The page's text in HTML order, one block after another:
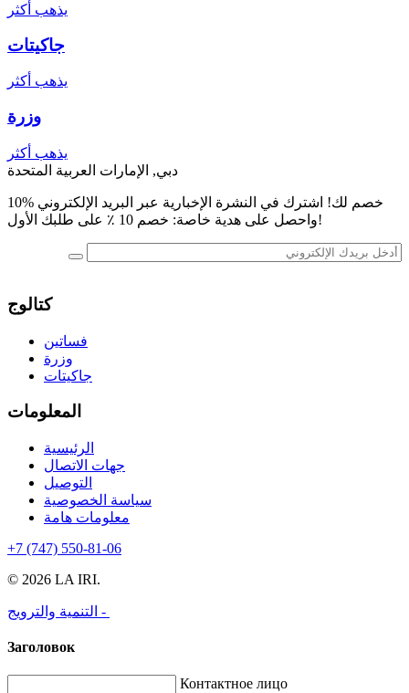
يذهب أكثر
جاكيتات
يذهب أكثر
وزرة
يذهب أكثر
دبي, الإمارات العربية المتحدة
10% خصم لك! اشترك في النشرة الإخبارية عبر البريد الإلكتروني
واحصل على هدية خاصة: خصم 10 ٪ على طلبك الأول!
كتالوج
فساتين
وزرة
جاكيتات
المعلومات
الرئيسية
جهات الاتصال
التوصيل
سياسة الخصوصية
معلومات هامة
+7 (747) 550-81-06
© 2026 LA IRI.
التنمية والترويج -
Заголовок
Контактное лицо